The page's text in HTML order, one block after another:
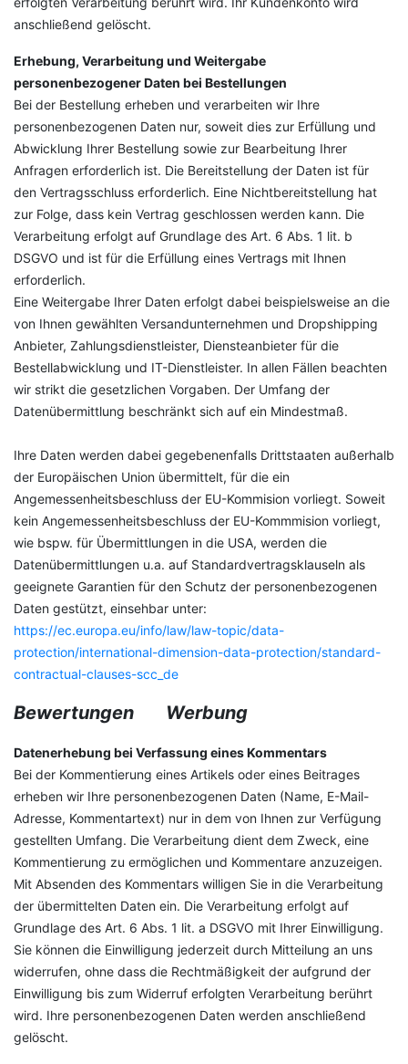
anschließend gelöscht.
Erhebung, Verarbeitung und Weitergabe
personenbezogener Daten bei Bestellungen
Bei der Bestellung erheben und verarbeiten wir Ihre
personenbezogenen Daten nur, soweit dies zur Erfüllung und
Abwicklung Ihrer Bestellung sowie zur Bearbeitung Ihrer
Anfragen erforderlich ist. Die Bereitstellung der Daten ist für
den Vertragsschluss erforderlich. Eine Nichtbereitstellung hat
zur Folge, dass kein Vertrag geschlossen werden kann. Die
Verarbeitung erfolgt auf Grundlage des Art. 6 Abs. 1 lit. b
DSGVO und ist für die Erfüllung eines Vertrags mit Ihnen
erforderlich.
Eine Weitergabe Ihrer Daten erfolgt dabei beispielsweise an die
von Ihnen gewählten Versandunternehmen und Dropshipping
Anbieter, Zahlungsdienstleister, Diensteanbieter für die
Bestellabwicklung und IT-Dienstleister. In allen Fällen beachten
wir strikt die gesetzlichen Vorgaben. Der Umfang der
Datenübermittlung beschränkt sich auf ein Mindestmaß.
Ihre Daten werden dabei gegebenenfalls Drittstaaten außerhalb
der Europäischen Union übermittelt, für die ein
Angemessenheitsbeschluss der EU-Kommision vorliegt. Soweit
kein Angemessenheitsbeschluss der EU-Kommmision vorliegt,
wie bspw. für Übermittlungen in die USA, werden die
Datenübermittlungen u.a. auf Standardvertragsklauseln als
geeignete Garantien für den Schutz der personenbezogenen
Daten gestützt, einsehbar unter:
https://ec.europa.eu/info/law/law-topic/data-
protection/international-dimension-data-protection/standard-
contractual-clauses-scc_de
Bewertungen Werbung
Datenerhebung bei Verfassung eines Kommentars
Bei der Kommentierung eines Artikels oder eines Beitrages
erheben wir Ihre personenbezogenen Daten (Name, E-Mail-
Adresse, Kommentartext) nur in dem von Ihnen zur Verfügung
gestellten Umfang. Die Verarbeitung dient dem Zweck, eine
Kommentierung zu ermöglichen und Kommentare anzuzeigen.
Mit Absenden des Kommentars willigen Sie in die Verarbeitung
der übermittelten Daten ein. Die Verarbeitung erfolgt auf
Grundlage des Art. 6 Abs. 1 lit. a DSGVO mit Ihrer Einwilligung.
Sie können die Einwilligung jederzeit durch Mitteilung an uns
widerrufen, ohne dass die Rechtmäßigkeit der aufgrund der
Einwilligung bis zum Widerruf erfolgten Verarbeitung berührt
wird. Ihre personenbezogenen Daten werden anschließend
gelöscht.